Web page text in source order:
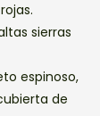
sierras
espinoso,
de